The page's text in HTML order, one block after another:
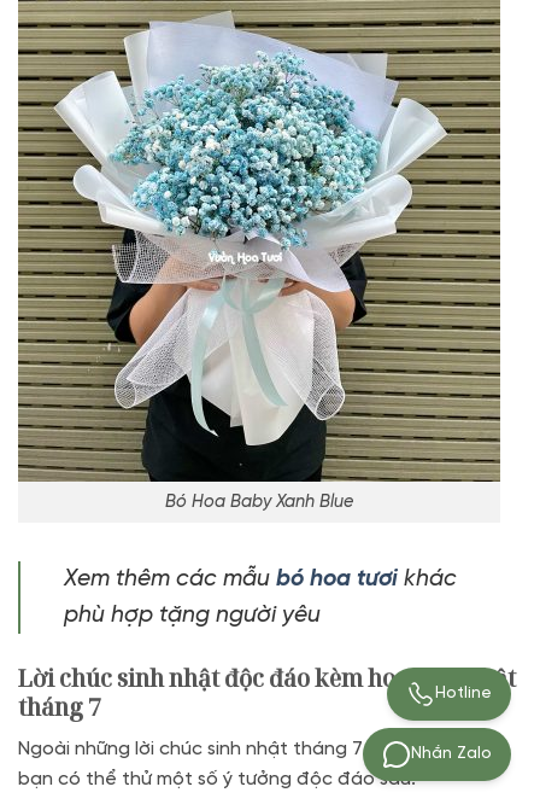
Bó Hoa Baby Xanh Blue
Xem thêm các mẫu bó hoa tươi khác
phù hợp tặng người yêu
Lời chúc sinh nhật độc đáo kèm hoa sinh nhật
tháng 7
Ngoài những lời chúc sinh nhật tháng 7 thông thường,
bạn có thể thử một số ý tưởng độc đáo sau:
Nhắn Zalo
Hotline